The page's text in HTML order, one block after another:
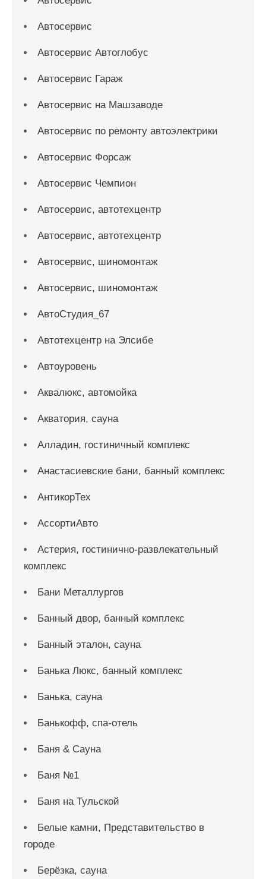
Автосервис
Автосервис Автоглобус
Автосервис Гараж
Автосервис на Машзаводе
Автосервис по ремонту автоэлектрики
Автосервис Форсаж
Автосервис Чемпион
Автосервис, автотехцентр
Автосервис, автотехцентр
Автосервис, шиномонтаж
Автосервис, шиномонтаж
АвтоСтудия_67
Автотехцентр на Элсибе
Автоуровень
Аквалюкс, автомойка
Акватория, сауна
Алладин, гостиничный комплекс
Анастасиевские бани, банный комплекс
АнтикорТех
АссортиАвто
Астерия, гостинично-развлекательный
комплекс
Бани Металлургов
Банный двор, банный комплекс
Банный эталон, сауна
Банька Люкс, банный комплекс
Банька, сауна
Банькофф, спа-отель
Баня & Сауна
Баня №1
Баня на Тульской
Белые камни, Представительство в
городе
Берёзка, сауна